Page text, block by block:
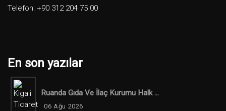
Telefon: +90 312 204 75 00
En son yazılar
Ruanda Gıda Ve İlaç Kurumu Halk ...
06 Ağu 2026